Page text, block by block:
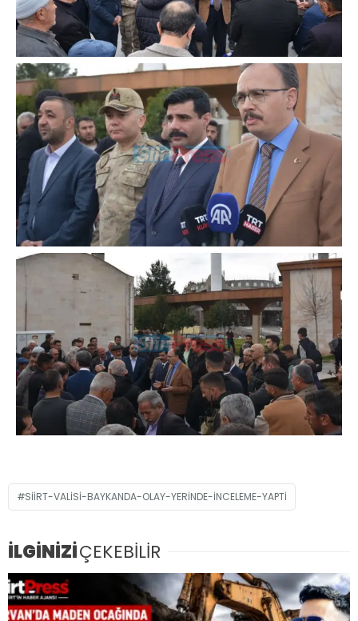
SIIRT-VALISI-BAYKANDA-OLAY-YERINDE-INCELEME-YAPTI
İLGİNİZİÇEKEBİLİR